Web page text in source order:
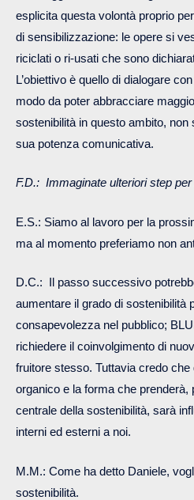
esplicita questa volontà proprio
di sensibilizzazione: le opere si
riciclati o ri-usati che sono
L’obiettivo è quello di dialogare
modo da poter abbracciare
sostenibilità in questo ambito, non
sua potenza comunicativa.
F.D.: Immaginate ulteriori step
E.S.: Siamo al lavoro per la
ma al momento preferiamo non
D.C.: Il passo successivo
aumentare il grado di sostenibilità
consapevolezza nel pubblico;
richiedere il coinvolgimento di
fruitore stesso. Tuttavia credo
organico e la forma che prenderà,
centrale della sostenibilità, sarà
interni ed esterni a noi.
M.M.: Come ha detto Daniele,
sostenibilità.